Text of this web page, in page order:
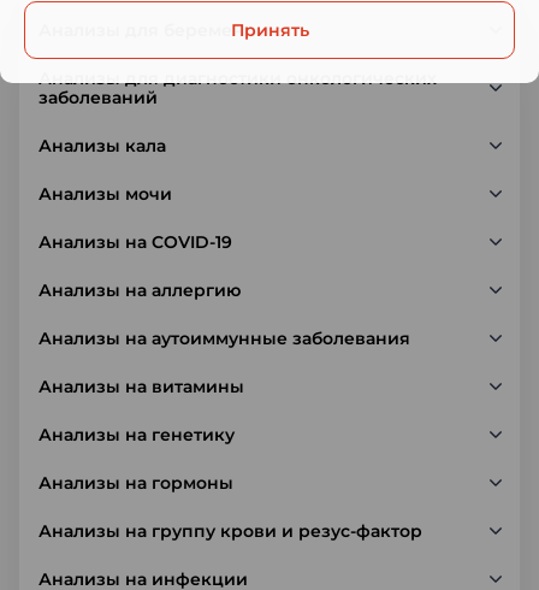
Анализы для беременных
Анализы для диагностики онкологических
заболеваний
Анализы кала
Анализы мочи
Анализы на COVID-19
Анализы на аллергию
Анализы на аутоиммунные заболевания
Анализы на витамины
Анализы на генетику
Анализы на гормоны
Анализы на группу крови и резус-фактор
Анализы на инфекции
Принять